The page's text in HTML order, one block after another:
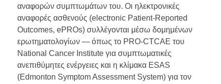
αναφορών συμπτωμάτων του. Οι ηλεκτρονικές
αναφορές ασθενούς (electronic Patient-Reported
Outcomes, ePROs) συλλέγονται μέσω δομημένων
ερωτηματολογίων — όπως το PRO-CTCAE του
National Cancer Institute για συμπτωματικές
ανεπιθύμητες ενέργειες και η κλίμακα ESAS
(Edmonton Symptom Assessment System) για τον